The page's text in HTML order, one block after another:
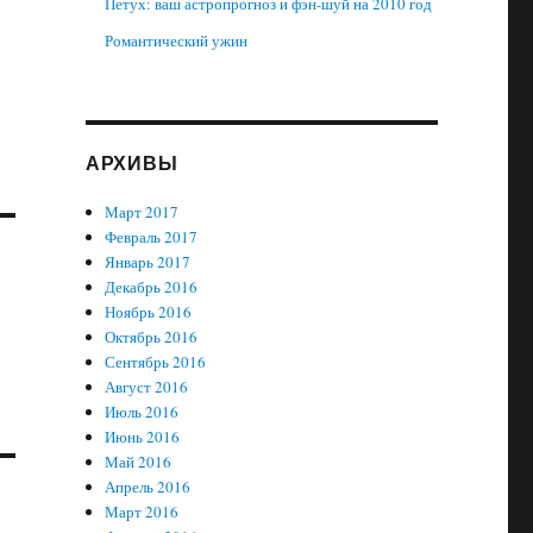
Романтический ужин
АРХИВЫ
Март 2017
Февраль 2017
Январь 2017
Декабрь 2016
Ноябрь 2016
Октябрь 2016
Сентябрь 2016
Август 2016
Июль 2016
Июнь 2016
Май 2016
Апрель 2016
Март 2016